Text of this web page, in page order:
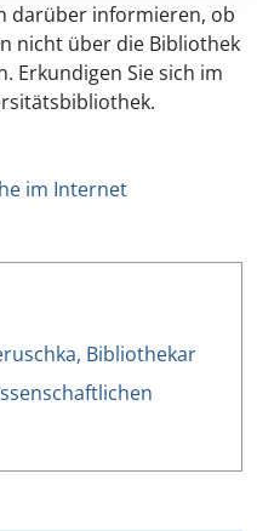
darüber informieren, ob
nicht über die Bibliothek
Erkundigen Sie sich im
im Internet
Bibliothekar